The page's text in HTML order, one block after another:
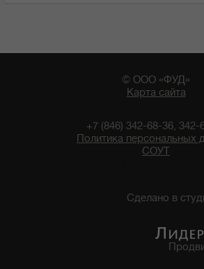
© ООО «ФУД»
Карта сайта
+7 (846) 342-68-36, 342-
Политика персональных
СОУТ
Сделано в